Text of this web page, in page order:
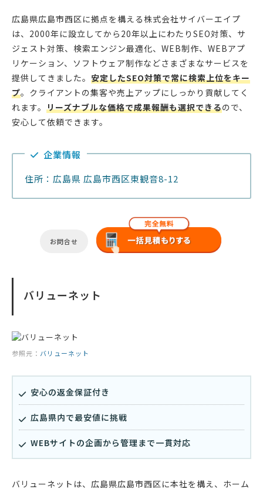
広島県広島市西区に拠点を構える株式会社サイバーエイプ
は、2000年に設立してから20年以上にわたりSEO対策、サ
ジェスト対策、検索エンジン最適化、WEB制作、WEBアプ
リケーション、ソフトウェア制作などさまざまなサービスを
提供してきました。 安定したSEO対策で常に検索上位をキー
プ。クライアントの集客や売上アップにしっかり貢献してく
れます。 リーズナブルな価格で成果報酬も選択できるので、
安心して依頼できます。
企業情報
住所：広島県 広島市西区東観音8-12
お問合せ
バリューネット
参照元： バリューネット
安心の返金保証付き
広島県内で最安値に挑戦
WEBサイトの企画から管理まで一貫対応
バリューネットは、広島県広島市西区に本社を構え、ホーム